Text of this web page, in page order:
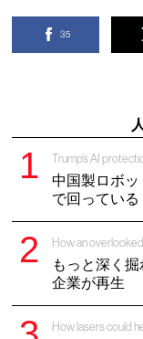
35
Trump’s AI
中国製ロボ
で回っている
How an
もっと深く
企業が再生
How lasers could